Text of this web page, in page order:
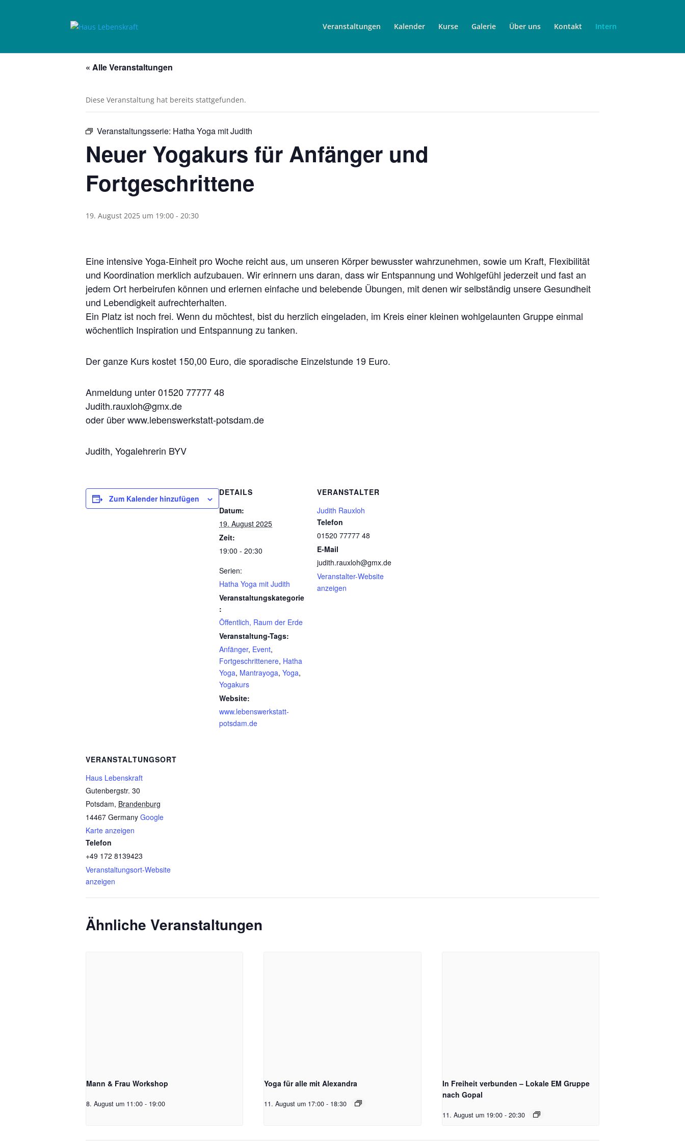
Veranstaltungen Kalender Kurse Galerie Über uns Kontakt Intern
« Alle Veranstaltungen
Diese Veranstaltung hat bereits stattgefunden.
Veranstaltungsserie: Hatha Yoga mit Judith
Neuer Yogakurs für Anfänger und
Fortgeschrittene
19. August 2025 um 19:00 - 20:30
Eine intensive Yoga-Einheit pro Woche reicht aus, um unseren Körper bewusster wahrzunehmen, sowie um Kraft, Flexibilität
und Koordination merklich aufzubauen. Wir erinnern uns daran, dass wir Entspannung und Wohlgefühl jederzeit und fast an
jedem Ort herbeirufen können und erlernen einfache und belebende Übungen, mit denen wir selbständig unsere Gesundheit
und Lebendigkeit aufrechterhalten.
Ein Platz ist noch frei. Wenn du möchtest, bist du herzlich eingeladen, im Kreis einer kleinen wohlgelaunten Gruppe einmal
wöchentlich Inspiration und Entspannung zu tanken.
Der ganze Kurs kostet 150,00 Euro, die sporadische Einzelstunde 19 Euro.
Anmeldung unter 01520 77777 48
Judith.rauxloh@gmx.de
oder über www.lebenswerkstatt-potsdam.de
Judith, Yogalehrerin BYV
Zum Kalender hinzufügen
DETAILS
Datum:
19. August 2025
Zeit:
19:00 - 20:30
Serien:
Hatha Yoga mit Judith
Veranstaltungskategorie
:
Öffentlich, Raum der Erde
Veranstaltung-Tags:
Anfänger, Event,
Fortgeschrittenere, Hatha
Yoga, Mantrayoga, Yoga,
Yogakurs
Website:
www.lebenswerkstatt-
potsdam.de
VERANSTALTER
Judith Rauxloh
Telefon
01520 77777 48
E-Mail
judith.rauxloh@gmx.de
Veranstalter-Website
anzeigen
VERANSTALTUNGSORT
Haus Lebenskraft
Gutenbergstr. 30
Potsdam, Brandenburg
14467 Germany Google
Karte anzeigen
Telefon
+49 172 8139423
Veranstaltungsort-Website
anzeigen
Ähnliche Veranstaltungen
Mann & Frau Workshop
8. August um 11:00 - 19:00
Yoga für alle mit Alexandra
11. August um 17:00 - 18:30
In Freiheit verbunden – Lokale EM Gruppe
nach Gopal
11. August um 19:00 - 20:30